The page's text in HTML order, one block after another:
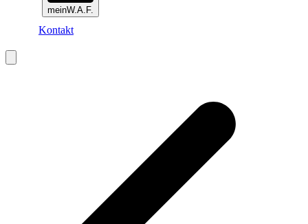
meinW.A.F.
Kontakt